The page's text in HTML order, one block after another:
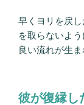
早くヨリを戻
を取らないよ
良い流れが生ま
彼が復縁し